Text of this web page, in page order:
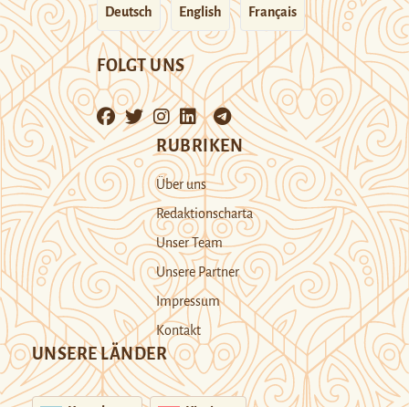
Deutsch English Français
FOLGT UNS
RUBRIKEN
Über uns
Redaktionscharta
Unser Team
Unsere Partner
Impressum
Kontakt
UNSERE LÄNDER